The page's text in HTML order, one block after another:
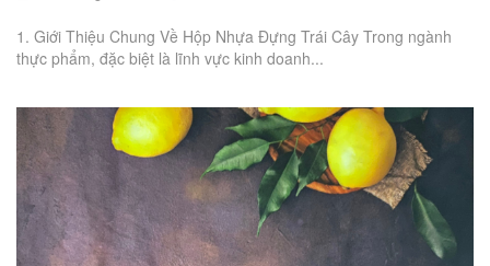
1. Giới Thiệu Chung Về Hộp Nhựa Đựng Trái Cây Trong ngành
thực phẩm, đặc biệt là lĩnh vực kinh doanh...